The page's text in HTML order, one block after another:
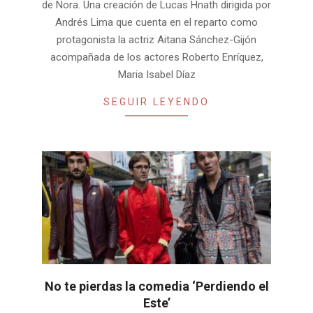
de Nora. Una creación de Lucas Hnath dirigida por
Andrés Lima que cuenta en el reparto como
protagonista la actriz Aitana Sánchez-Gijón
acompañada de los actores Roberto Enríquez,
Maria Isabel Díaz
SEGUIR LEYENDO
No te pierdas la comedia ‘Perdiendo el
Este’